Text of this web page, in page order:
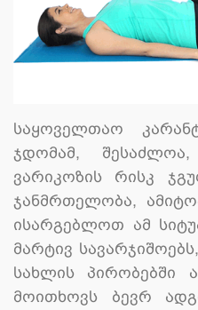
საყოველთაო
ჯდომამ,
ვარიკოზის რისკ
ჯანმრთელობა,
ისარგებლოთ ამ
მარტივ
სახლის პირობებში
მოითხოვს ბევრ